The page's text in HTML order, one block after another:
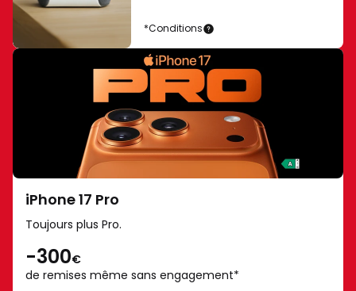
compte
Samsung
requise
fonctionnalités
Plus
d’informations
sur
samsung.com/fr.
Galaxy
*Conditions
iPhone
énergétique
A
sur
une
échelle
de
iPhone 17 Pro
Toujours plus Pro.
-300€
de remises même sans engagement*